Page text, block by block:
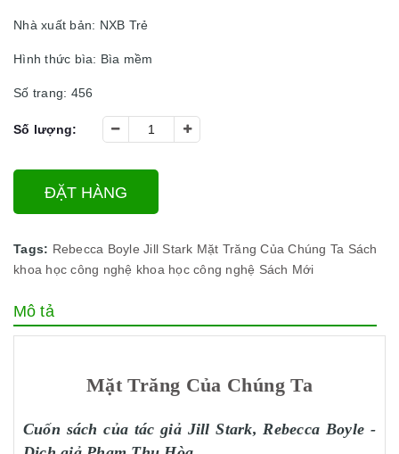
Nhà xuất bản: NXB Trẻ
Hình thức bìa: Bìa mềm
Số trang: 456
Số lượng:
ĐẶT HÀNG
Tags: Rebecca Boyle Jill Stark Mặt Trăng Của Chúng Ta Sách
khoa học công nghệ khoa học công nghệ Sách Mới
Mô tả
Mặt Trăng Của Chúng Ta
Cuốn sách của tác giả Jill Stark, Rebecca Boyle -